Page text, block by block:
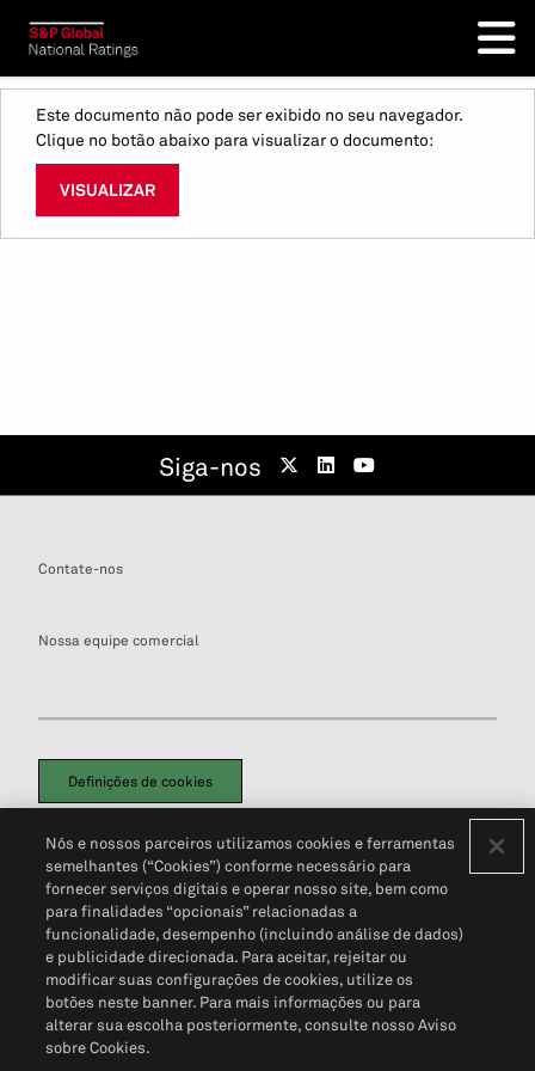
Este documento não pode ser exibido no seu navegador.
Clique no botão abaixo para visualizar o documento:
VISUALIZAR
Siga-nos
Contate-nos
Nossa equipe comercial
Definições de cookies
Política de PrivacidadePortal de privacidade do cliente (em inglês)
Não Venda Minhas Informações Pessoais© 2026 S&P Global
Nós e nossos parceiros utilizamos cookies e ferramentas
semelhantes (“Cookies”) conforme necessário para
fornecer serviços digitais e operar nosso site, bem como
para finalidades “opcionais” relacionadas a
funcionalidade, desempenho (incluindo análise de dados)
e publicidade direcionada. Para aceitar, rejeitar ou
modificar suas configurações de cookies, utilize os
botões neste banner. Para mais informações ou para
alterar sua escolha posteriormente, consulte nosso Aviso
sobre Cookies.